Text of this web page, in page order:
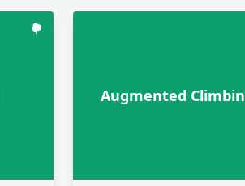
Augmented